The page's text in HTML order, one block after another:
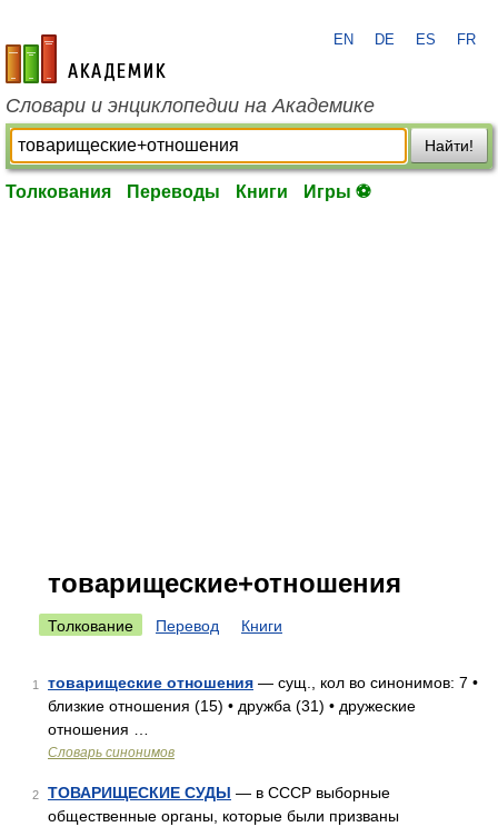
academic.ru
EN DE ES FR
Словари и энциклопедии на Академике
Найти!
Толкования Переводы Книги Игры ⚽
товарищеские+отношения
Толкование Перевод Книги
1 товарищеские отношения — сущ., кол во синонимов: 7 •
близкие отношения (15) • дружба (31) • дружеские
отношения …
Словарь синонимов
2 ТОВАРИЩЕСКИЕ СУДЫ — в СССР выборные
общественные органы, которые были призваны